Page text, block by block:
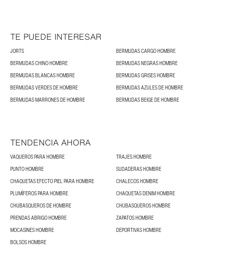
TE PUEDE INTERESAR
JORTS
BERMUDAS CARGO HOMBRE
BERMUDAS CHINO HOMBRE
BERMUDAS NEGRAS HOMBRE
BERMUDAS BLANCAS HOMBRE
BERMUDAS GRISES HOMBRE
BERMUDAS VERDES DE HOMBRE
BERMUDAS AZULES DE HOMBRE
BERMUDAS MARRONES DE HOMBRE
BERMUDAS BEIGE DE HOMBRE
TENDENCIA AHORA
VAQUEROS PARA HOMBRE
TRAJES HOMBRE
PUNTO HOMBRE
SUDADERAS HOMBRE
CHAQUETAS EFECTO PIEL PARA HOMBRE
CHALECOS HOMBRE
PLUMÍFEROS PARA HOMBRE
CHAQUETAS DENIM HOMBRE
CHUBASQUEROS DE HOMBRE
CHUBASQUEROS HOMBRE
PRENDAS ABRIGO HOMBRE
ZAPATOS HOMBRE
MOCASINES HOMBRE
DEPORTIVAS HOMBRE
BOLSOS HOMBRE